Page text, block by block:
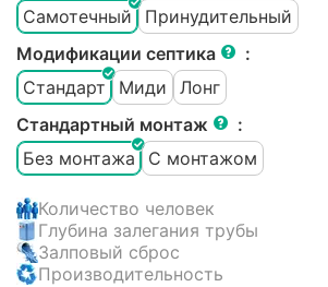
Самотечный
Принудительный
Модификации септика
:
Стандарт
Миди
Лонг
Стандартный монтаж
:
Без монтажа
С монтажом
Количество человек
Глубина залегания трубы
Залповый сброс
Производительность